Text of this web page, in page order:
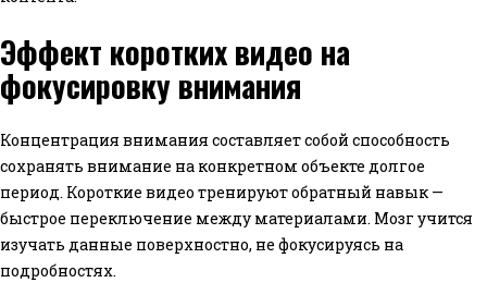
Эффект коротких видео на
фокусировку внимания
Концентрация внимания составляет собой способность
сохранять внимание на конкретном объекте долгое
период. Короткие видео тренируют обратный навык —
быстрое переключение между материалами. Мозг учится
изучать данные поверхностно, не фокусируясь на
подробностях.